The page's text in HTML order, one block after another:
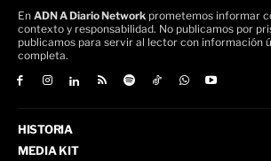
En ADN A Diario Network prometemos informar
contexto y responsabilidad. No publicamos por
publicamos para servir al lector con información
completa.
HISTORIA
MEDIA KIT